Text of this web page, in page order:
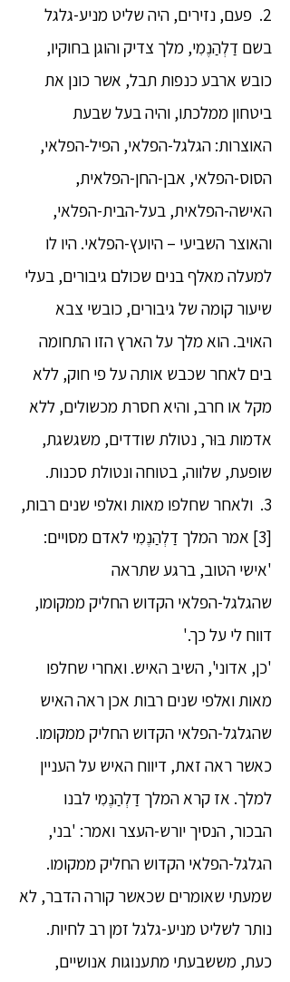
2. פעם, נזירים, היה שליט מניע-גלגל
בשם דַלְהַנֶמִי, מלך צדיק והוגן בחוקיו,
כובש ארבע כנפות תבל, אשר כונן את
ביטחון ממלכתו, והיה בעל שבעת
האוצרות: הגלגל-הפלאי, הפיל-הפלאי,
הסוס-הפלאי, אבן-החן-הפלאית,
האישה-הפלאית, בעל-הבית-הפלאי,
והאוצר השביעי – היועץ-הפלאי. היו לו
למעלה מאלף בנים שכולם גיבורים, בעלי
שיעור קומה של גיבורים, כובשי צבא
האויב. הוא מלך על הארץ הזו התחומה
בים לאחר שכבש אותה על פי חוק, ללא
מקל או חרב, והיא חסרת מכשולים, ללא
אדמות בּוּר, נטולת שודדים, משגשגת,
שופעת, שלווה, בטוחה ונטולת סכנות.
3. ולאחר שחלפו מאות ואלפי שנים רבות,
[3] אמר המלך דַלְהַנֶמִי לאדם מסויים:
'אישי הטוב, ברגע שתראה
שהגלגל-הפלאי הקדוש החליק ממקומו,
דווח לי על כך.'
'כן, אדוני', השיב האיש. ואחרי שחלפו
מאות ואלפי שנים רבות אכן ראה האיש
שהגלגל-הפלאי הקדוש החליק ממקומו.
כאשר ראה זאת, דיווח האיש על העניין
למלך. אז קרא המלך דַלְהַנֶמִי לבנו
הבכור, הנסיך יורש-העצר ואמר: 'בני,
הגלגל-הפלאי הקדוש החליק ממקומו.
שמעתי שאומרים שכאשר קורה הדבר, לא
נותר לשליט מניע-גלגל זמן רב לחיות.
כעת, מששבעתי מתענוגות אנושיים,